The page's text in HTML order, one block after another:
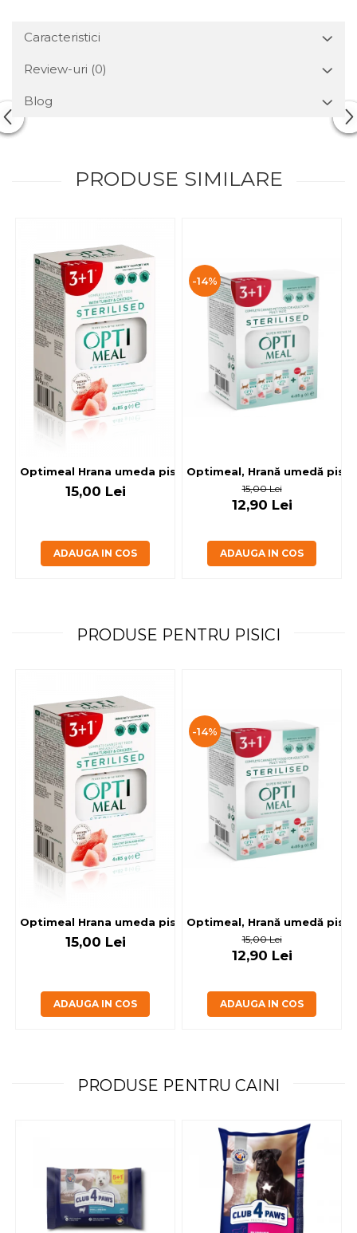
Caracteristici
Review-uri (0)
Blog
PRODUSE SIMILARE
Optimeal Hrana umeda pisici
15,00 Lei
ADAUGA IN COS
-14%
Optimeal, Hrană umedă
15,00 Lei
12,90 Lei
ADAUGA IN COS
PRODUSE PENTRU PISICI
Optimeal Hrana umeda pisici
15,00 Lei
ADAUGA IN COS
-14%
Optimeal, Hrană umedă
15,00 Lei
12,90 Lei
ADAUGA IN COS
PRODUSE PENTRU CAINI